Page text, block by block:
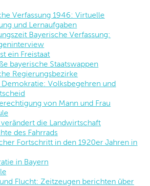
Verfassung 1946: Virtuelle
und Lernaufgaben
Bayerische Verfassung:
ein Freistaat
bayerische Staatswappen
Regierungsbezirke
Demokratie: Volksbegehren und
von Mann und Frau
die Landwirtschaft
des Fahrrads
Fortschritt in den 1920er Jahren in
in Bayern
Flucht: Zeitzeugen berichten über